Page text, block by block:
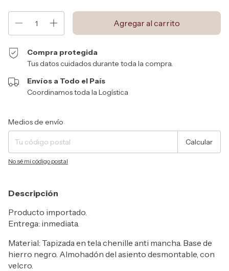
Compra protegida
Tus datos cuidados durante toda la compra.
Envíos a Todo el País
Coordinamos toda la Logística
Entregas para el CP:
Medios de envío
Calcular
No sé mi código postal
Descripción
Producto importado.
Entrega: inmediata.
Material: Tapizada en tela chenille anti mancha. Base de
hierro negro. Almohadón del asiento desmontable, con
velcro.